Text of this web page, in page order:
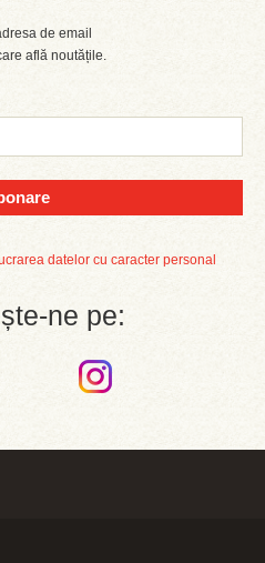
de email
află noutățile.
datelor cu caracter personal
ne pe: